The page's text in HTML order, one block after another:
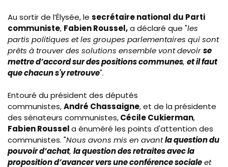
Au sortir de l’Élysée, le secrétaire national du Parti
communiste, Fabien Roussel,a déclaré que "les
partis politiques et les groupes parlementaires qui sont
prêts à trouver des solutions ensemble vont devoirse
mettre d’accord sur des positions communes, et il faut
que chacun s'y retrouve".
Entouré du président des députés
communistes,André Chassaigne, et de la présidente
des sénateurs communistes,Cécile Cukierman,
Fabien Roussela énuméré les points d'attention des
communistes. "Nous avons mis en avantla question du
pouvoir d’achat, la question des retraites avec la
proposition d’avancer vers une conférence socialeet